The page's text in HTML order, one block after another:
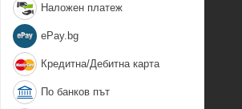
Наложен платеж
еPay.bg
Кредитна/Дебитна карта
По банков път